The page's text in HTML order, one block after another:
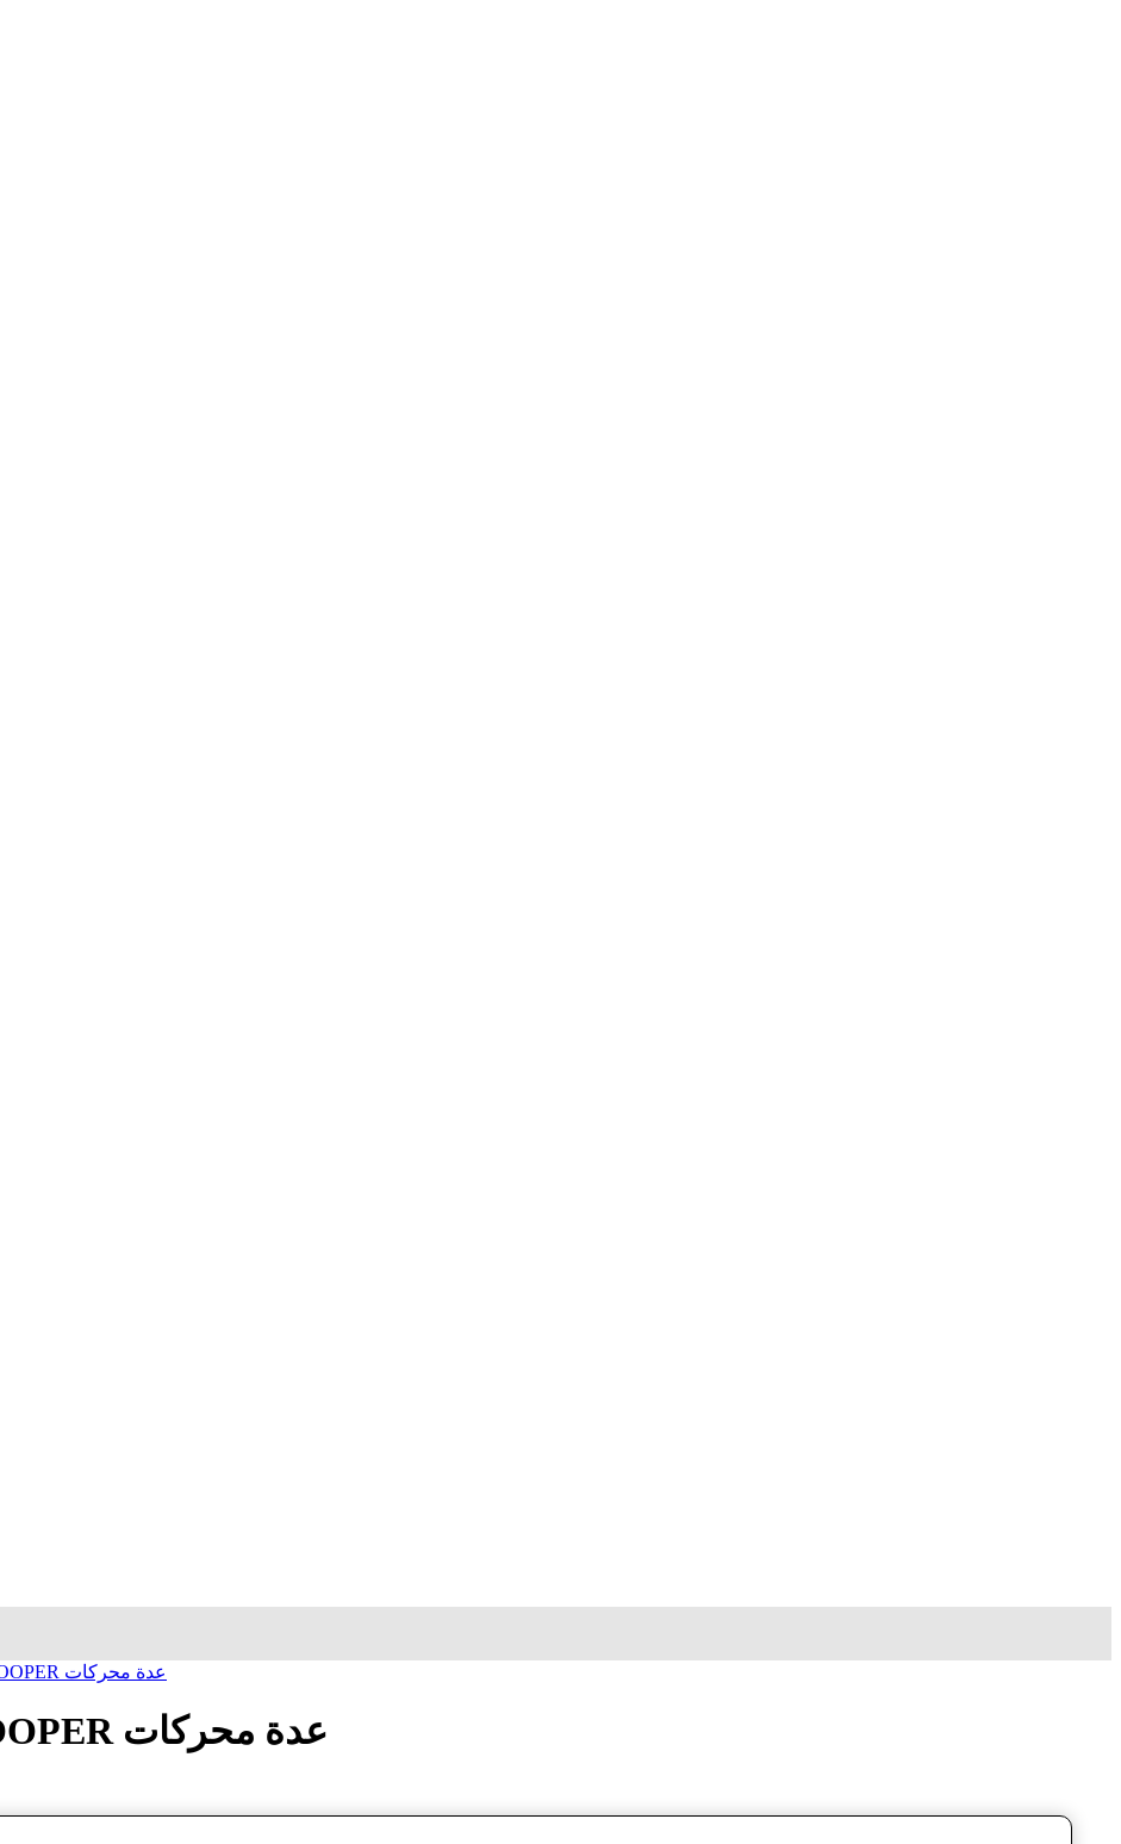
ساعة معصم لي كوبر LEE COOPER عدة محركات
ساعة معصم لي كوبر LEE COOPER عدة محركات